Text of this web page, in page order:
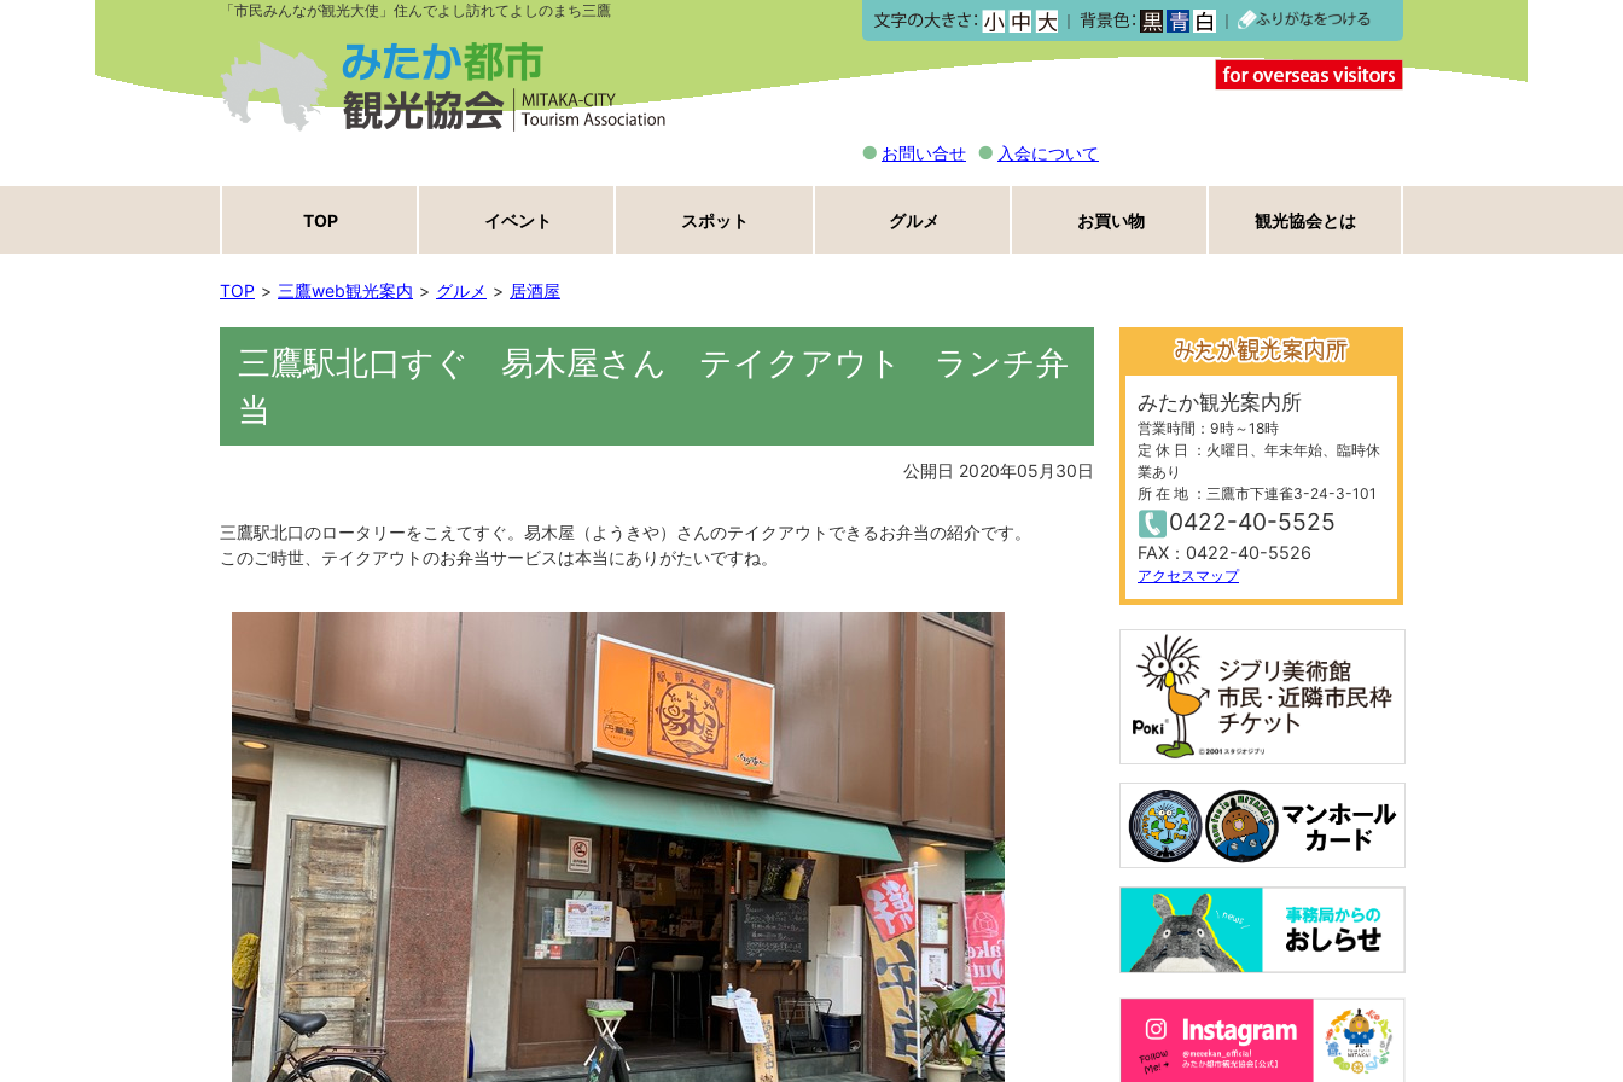
「市民みんなが観光大使」住んでよし訪れてよしのまち三鷹
｜ ｜
お問い合せ 入会について
TOP イベント スポット グルメ お買い物 観光協会とは
TOP 三鷹web観光案内 グルメ 居酒屋
三鷹駅北口すぐ 易木屋さん テイクアウト ランチ弁
当
公開日 2020年05月30日
三鷹駅北口のロータリーをこえてすぐ。易木屋（ようきや）さんのテイクアウトできるお弁当の紹介です。
このご時世、テイクアウトのお弁当サービスは本当にありがたいですね。
みたか観光案内所
営業時間：9時～18時
定 休 日 ：火曜日、年末年始、臨時休
業あり
所 在 地 ：三鷹市下連雀3-24-3-101
0422-40-5525
FAX：0422-40-5526
アクセスマップ